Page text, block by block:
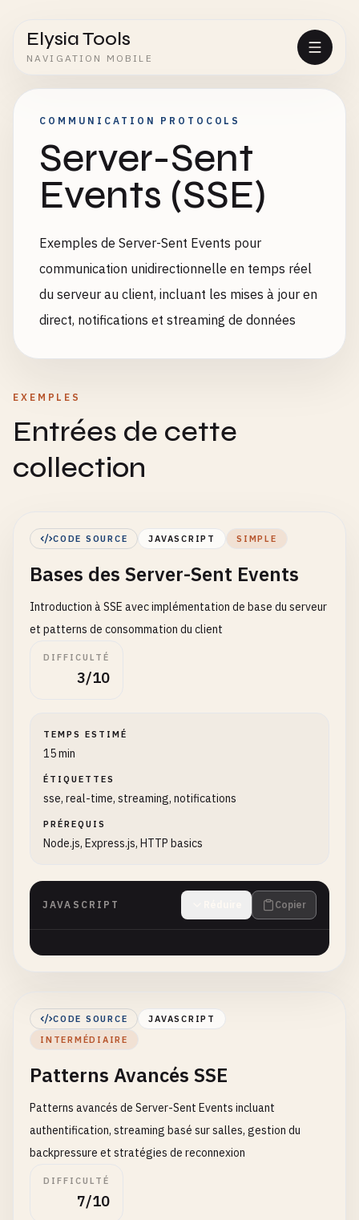
Elysia Tools
NAVIGATION MOBILE
COMMUNICATION PROTOCOLS
Server-Sent
Events (SSE)
Exemples de Server-Sent Events pour
communication unidirectionnelle en temps réel
du serveur au client, incluant les mises à jour en
direct, notifications et streaming de données
EXEMPLES
Entrées de cette
collection
CODE SOURCE JAVASCRIPT SIMPLE
Bases des Server-Sent Events
Introduction à SSE avec implémentation de base du serveur
et patterns de consommation du client
DIFFICULTÉ
3/10
TEMPS ESTIMÉ
15 min
ÉTIQUETTES
sse, real-time, streaming, notifications
PRÉREQUIS
Node.js, Express.js, HTTP basics
JAVASCRIPT Copier
CODE SOURCE
JAVASCRIPT
INTERMÉDIAIRE
Patterns Avancés SSE
Patterns avancés de Server-Sent Events incluant
authentification, streaming basé sur salles, gestion du
backpressure et stratégies de reconnexion
DIFFICULTÉ
7/10